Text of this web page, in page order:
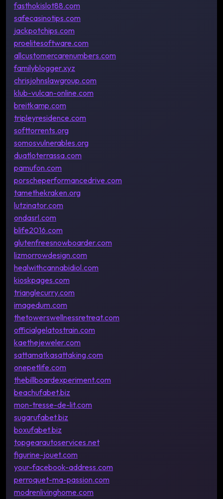
fasthokislot88.com
safecasinotips.com
jackpotchips.com
proelitesoftware.com
allcustomercarenumbers.com
familyblogger.xyz
chrisjohnslawgroup.com
klub-vulcan-online.com
breitkamp.com
tripleyresidence.com
softtorrents.org
somosvulnerables.org
duatloterrassa.com
pamufon.com
porscheperformancedrive.com
tamethekraken.org
lutzinator.com
ondasrl.com
blife2016.com
glutenfreesnowboarder.com
lizmorrowdesign.com
healwithcannabidiol.com
kioskpages.com
trianglecurry.com
imagedum.com
thetowerswellnessretreat.com
officialgelatostrain.com
kaethejeweler.com
sattamatkasattaking.com
onepetlife.com
thebillboardexperiment.com
beachufabet.biz
mon-tresse-de-lit.com
sugarufabet.biz
boxufabet.biz
topgearautoservices.net
figurine-jouet.com
your-facebook-address.com
perroquet-ma-passion.com
modrenlivinghome.com